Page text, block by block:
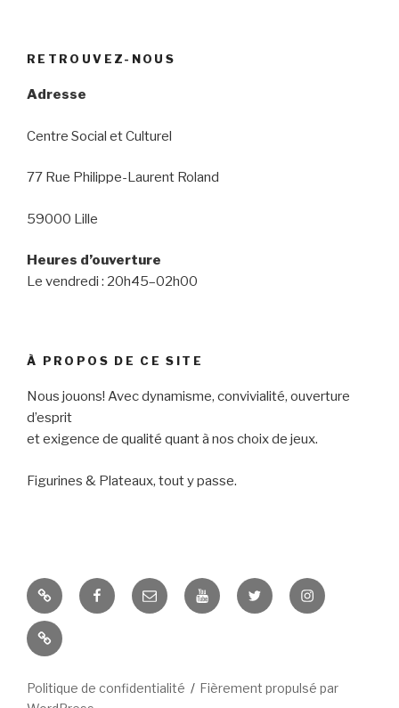
RETROUVEZ-NOUS
Adresse
Centre Social et Culturel
77 Rue Philippe-Laurent Roland
59000 Lille
Heures d’ouverture
Le vendredi : 20h45–02h00
À PROPOS DE CE SITE
Nous jouons! Avec dynamisme, convivialité, ouverture
d’esprit
et exigence de qualité quant à nos choix de jeux.
Figurines & Plateaux, tout y passe.
ForgeFMFacebook
E-
mail
YoutubeTwitter Instagram
Accès
contributeurs
Politique de confidentialité
Fièrement propulsé par